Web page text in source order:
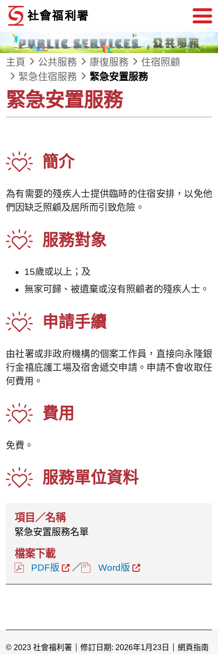
跳到內容
主頁 公共服務 康復服務
住宿照顧
緊急住宿服務
緊急安置服務
緊急安置服務
簡介
為有需要的殘疾人士提供臨時的住宿安排，以免他
們因缺乏照顧及居所而引致危險。
服務對象
15歲或以上；及
無家可歸、被遺棄或沒有照顧者的殘疾人士。
申請手續
由社署或非政府機構的個案工作員，直接向永隆銀
行金禧庇護工場及宿舍遞交申請。申請不會收取任
何費用。
費用
免費。
服務單位資料
緊急安置服務名單
PDF版 ／ Word版
© 2023 社會福利署 修訂日期: 2026年1月23日 網頁指南